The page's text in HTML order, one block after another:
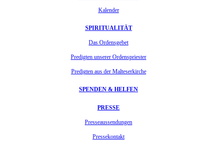
Kalender
SPIRITUALITÄT
Das Ordensgebet
Predigten unserer Ordenspriester
Predigten aus der Malteserkirche
SPENDEN & HELFEN
PRESSE
Presseaussendungen
Pressekontakt